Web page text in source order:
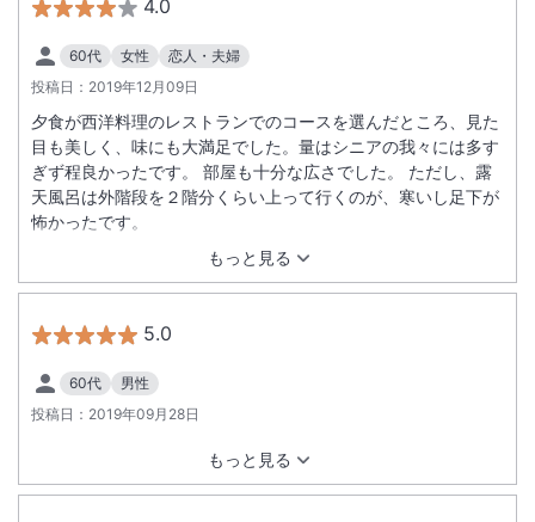
4.0
60代 女性
恋人・夫婦
投稿日： 2019年12月09日
もっと見る
夕食が西洋料理のレストランでのコースを選んだところ、見た
目も美しく、味にも大満足でした。量はシニアの我々には多す
ぎず程良かったです。 部屋も十分な広さでした。 ただし、露
天風呂は外階段を２階分くらい上って行くのが、寒いし足下が
怖かったです。
5.0
60代
男性
投稿日： 2019年09月28日
もっと見る